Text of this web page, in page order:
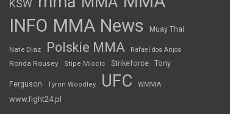
KSW
INFO MMA News Muay Thai
Nate Diaz Polskie MMA Rafael dos Anjos
Ronda Rousey Stipe Miocic Strikeforce Tony
Ferguson Tyron Woodley UFC WMMA
www.fight24.pl